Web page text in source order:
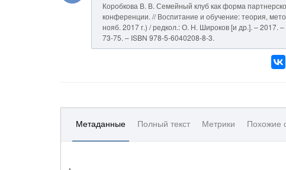
Коробкова В. В. Семейный клуб как форма
конференции. // Воспитание и обучение: теория,
нояб. 2017 г.) / редкол.: О. Н. Широков [и др.]. – 2017.
73-75. – ISBN 978-5-6040208-8-3.
Метаданные Полный текст Метрики Похожие